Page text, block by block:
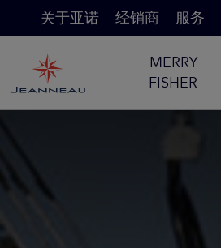
关于亚诺 经销商 服务
MERRY
FISHER